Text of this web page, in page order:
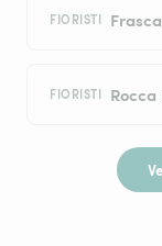
FIORISTI
FIORISTI